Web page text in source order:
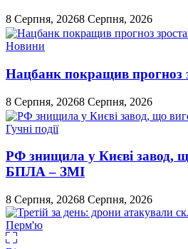
8 Серпня, 20268 Серпня, 2026
Новини
Нацбанк покращив прогноз
8 Серпня, 20268 Серпня, 2026
Гучні події
РФ знищила у Києві завод,
БПЛА – ЗМІ
8 Серпня, 20268 Серпня, 2026